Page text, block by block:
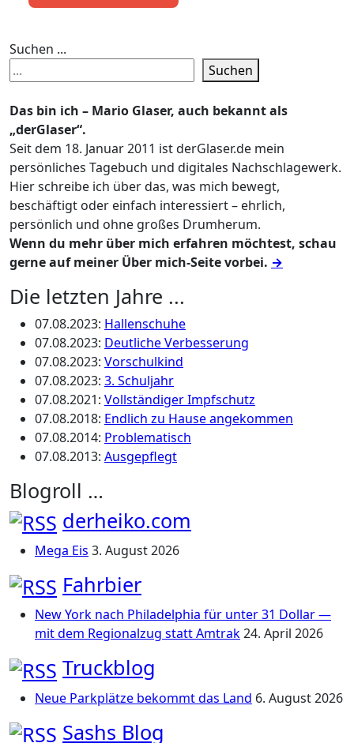
Suchen ...
Suchen
Das bin ich – Mario Glaser, auch bekannt als
„derGlaser“.
Seit dem 18. Januar 2011 ist derGlaser.de mein
persönliches Tagebuch und digitales Nachschlagewerk.
Hier schreibe ich über das, was mich bewegt,
beschäftigt oder einfach interessiert – ehrlich,
persönlich und ohne großes Drumherum.
Wenn du mehr über mich erfahren möchtest, schau
gerne auf meiner Über mich-Seite vorbei. →
Die letzten Jahre ...
07.08.2023: Hallenschuhe
07.08.2023: Deutliche Verbesserung
07.08.2023: Vorschulkind
07.08.2023: 3. Schuljahr
07.08.2021: Vollständiger Impfschutz
07.08.2018: Endlich zu Hause angekommen
07.08.2014: Problematisch
07.08.2013: Ausgepflegt
Blogroll …
derheiko.com
Mega Eis 3. August 2026
Fahrbier
New York nach Philadelphia für unter 31 Dollar —
mit dem Regionalzug statt Amtrak24. April 2026
Truckblog
Neue Parkplätze bekommt das Land 6. August 2026
Sashs Blog